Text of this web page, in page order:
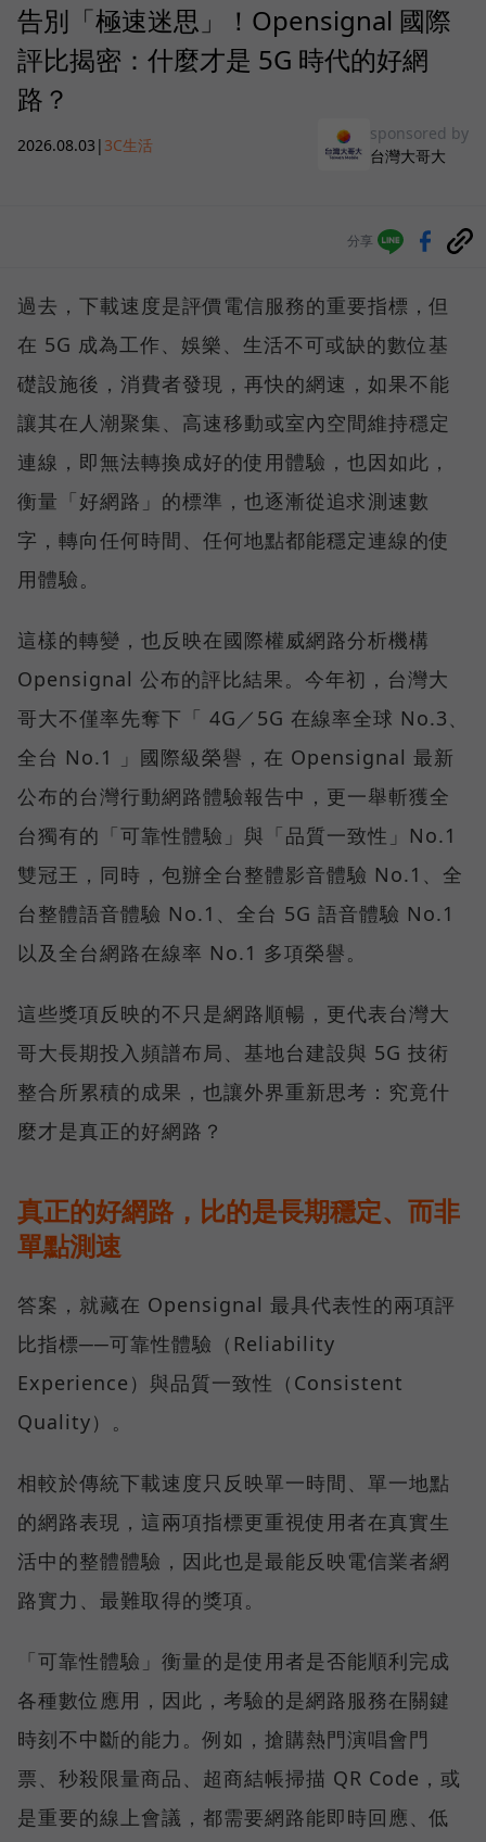
告別「極速迷思」！Opensignal 國際
評比揭密：什麼才是 5G 時代的好網
路？
2026.08.03 | 3C生活
sponsored by
台灣大哥大
分享
過去，下載速度是評價電信服務的重要指標，但
在 5G 成為工作、娛樂、生活不可或缺的數位基
礎設施後，消費者發現，再快的網速，如果不能
讓其在人潮聚集、高速移動或室內空間維持穩定
連線，即無法轉換成好的使用體驗，也因如此，
衡量「好網路」的標準，也逐漸從追求測速數
字，轉向任何時間、任何地點都能穩定連線的使
用體驗。
這樣的轉變，也反映在國際權威網路分析機構
Opensignal 公布的評比結果。今年初，台灣大
哥大不僅率先奪下「 4G／5G 在線率全球 No.3、
全台 No.1 」國際級榮譽，在 Opensignal 最新
公布的台灣行動網路體驗報告中，更一舉斬獲全
台獨有的「可靠性體驗」與「品質一致性」No.1
雙冠王，同時，包辦全台整體影音體驗 No.1、全
台整體語音體驗 No.1、全台 5G 語音體驗 No.1
以及全台網路在線率 No.1 多項榮譽。
這些獎項反映的不只是網路順暢，更代表台灣大
哥大長期投入頻譜布局、基地台建設與 5G 技術
整合所累積的成果，也讓外界重新思考：究竟什
麼才是真正的好網路？
真正的好網路，比的是長期穩定、而非
單點測速
答案，就藏在 Opensignal 最具代表性的兩項評
比指標──可靠性體驗（Reliability
Experience）與品質一致性（Consistent
Quality）。
相較於傳統下載速度只反映單一時間、單一地點
的網路表現，這兩項指標更重視使用者在真實生
活中的整體體驗，因此也是最能反映電信業者網
路實力、最難取得的獎項。
「可靠性體驗」衡量的是使用者是否能順利完成
各種數位應用，因此，考驗的是網路服務在關鍵
時刻不中斷的能力。例如，搶購熱門演唱會門
票、秒殺限量商品、超商結帳掃描 QR Code，或
是重要的線上會議，都需要網路能即時回應、低